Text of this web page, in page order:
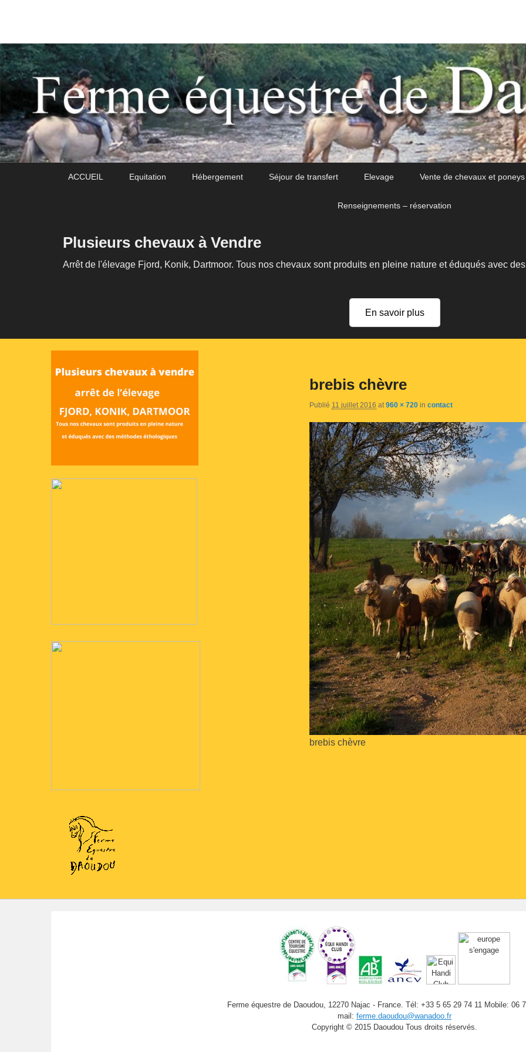
Ferme équestre de Daoudou
ACCUEIL Equitation Hébergement Séjour de transfert Elevage Vente de chevaux et poneys
Renseignements – réservation
Plusieurs chevaux à Vendre
Arrêt de l'élevage Fjord, Konik, Dartmoor. Tous nos chevaux sont produits en pleine nature et éduqués avec
En savoir plus
brebis chèvre
Publié 11 juillet 2016 at960 × 720 in contact
brebis chèvre
Ferme équestre de Daoudou, 12270 Najac - France. Tél: +33 5 65 29 74 11 Mobile: 06
mail: ferme.daoudou@wanadoo.fr
Copyright © 2015 Daoudou Tous droits réservés.